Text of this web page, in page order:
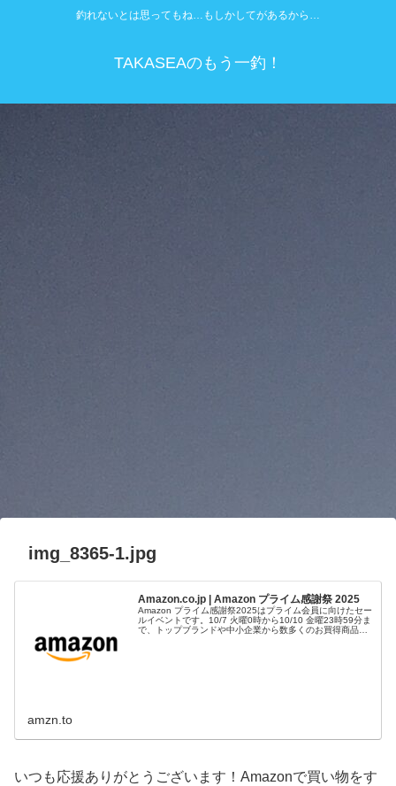
釣れないとは思ってもね…もしかしてがあるから…
TAKASEAのもう一釣！
img_8365-1.jpg
Amazon.co.jp | Amazon プライム感謝祭 2025
Amazon プライム感謝祭2025はプライム会員に向けたセー
ルイベントです。10/7 火曜0時から10/10 金曜23時59分ま
で、トップブランドや中小企業から数多くのお買得商品が
amzn.to
いつも応援ありがとうございます！Amazonで買い物をす